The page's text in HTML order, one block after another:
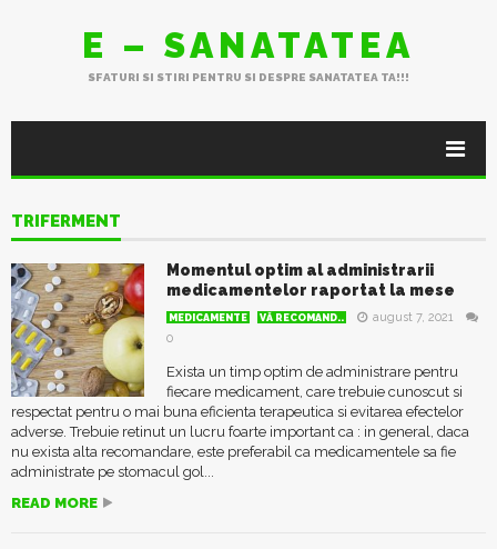
E – SANATATEA
SFATURI SI STIRI PENTRU SI DESPRE SANATATEA TA!!!
TRIFERMENT
Momentul optim al administrarii
medicamentelor raportat la mese
MEDICAMENTE VĂ RECOMAND..
august 7, 2021
0
Exista un timp optim de administrare pentru
fiecare medicament, care trebuie cunoscut si
respectat pentru o mai buna eficienta terapeutica si evitarea efectelor
adverse. Trebuie retinut un lucru foarte important ca : in general, daca
nu exista alta recomandare, este preferabil ca medicamentele sa fie
administrate pe stomacul gol...
READ MORE